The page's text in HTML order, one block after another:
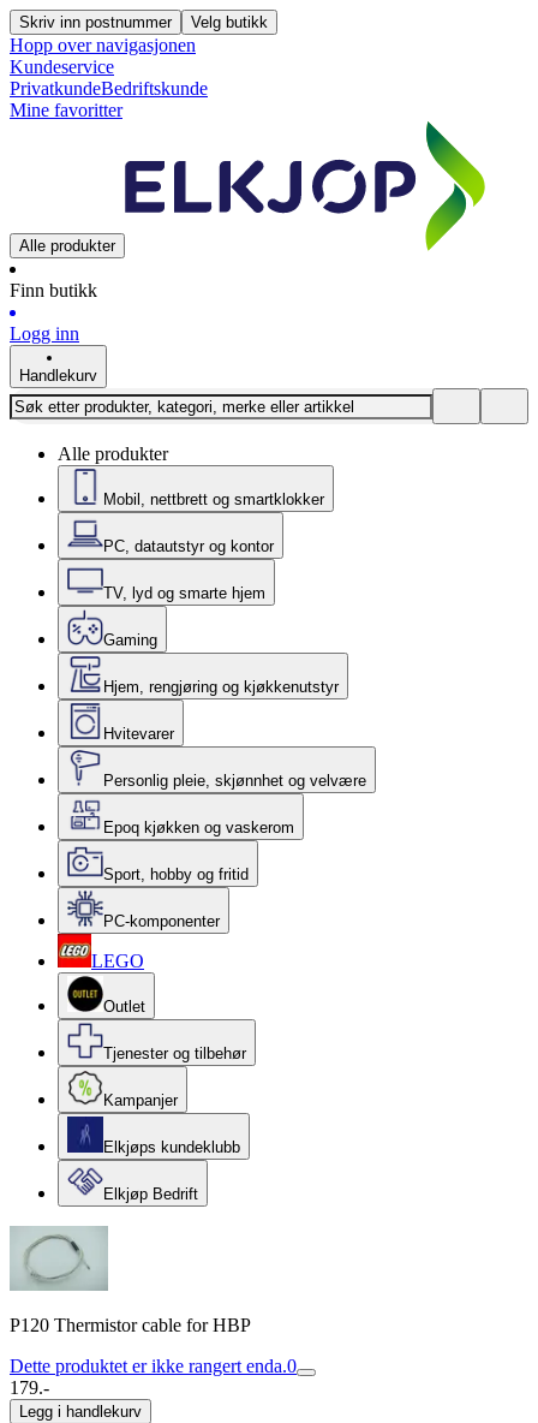
Skriv inn postnummer Velg butikk
Hopp over navigasjonen
Kundeservice
PrivatkundeBedriftskunde
Mine favoritter
Alle produkter
Finn butikk
Logg inn
Handlekurv
Alle produkter
Mobil, nettbrett og smartklokker
PC, datautstyr og kontor
TV, lyd og smarte hjem
Gaming
Hjem, rengjøring og kjøkkenutstyr
Hvitevarer
Personlig pleie, skjønnhet og velvære
Epoq kjøkken og vaskerom
Sport, hobby og fritid
PC-komponenter
LEGO
Outlet
Tjenester og tilbehør
Kampanjer
Elkjøps kundeklubb
Elkjøp Bedrift
P120 Thermistor cable for HBP
Dette produktet er ikke rangert enda.0
179.-
Legg i handlekurv